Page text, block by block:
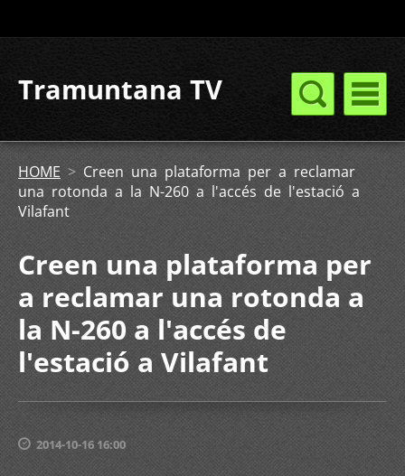
Tramuntana TV
HOME > Creen una plataforma per a reclamar
una rotonda a la N-260 a l'accés de l'estació a
Vilafant
Creen una plataforma per
a reclamar una rotonda a
la N-260 a l'accés de
l'estació a Vilafant
2014-10-16 16:00